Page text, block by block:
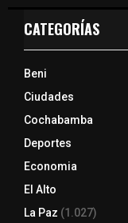
CATEGORÍAS
Beni
Ciudades
Cochabamba
Deportes
Economia
El Alto
La Paz (1.027)